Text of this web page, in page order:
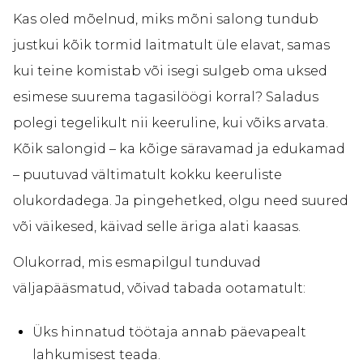
Kas oled mõelnud, miks mõni salong tundub
justkui kõik tormid laitmatult üle elavat, samas
kui teine komistab või isegi sulgeb oma uksed
esimese suurema tagasilöögi korral? Saladus
polegi tegelikult nii keeruline, kui võiks arvata.
Kõik salongid – ka kõige säravamad ja edukamad
– puutuvad vältimatult kokku keeruliste
olukordadega. Ja pingehetked, olgu need suured
või väikesed, käivad selle äriga alati kaasas.
Olukorrad, mis esmapilgul tunduvad
väljapääsmatud, võivad tabada ootamatult:
Üks hinnatud töötaja annab päevapealt
lahkumisest teada.